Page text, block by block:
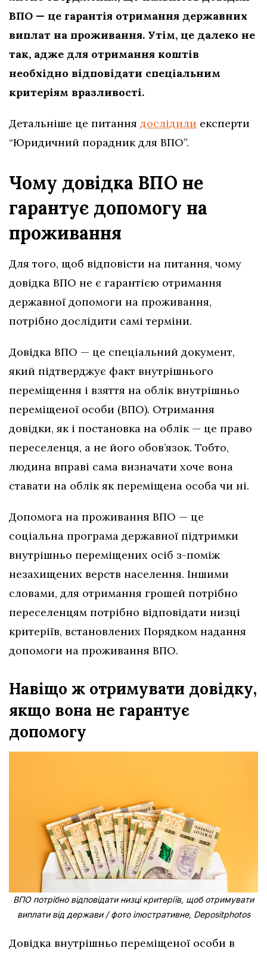
ВПО — це гарантія отримання державних
виплат на проживання. Утім, це далеко не
так, адже для отримання коштів
необхідно відповідати спеціальним
критеріям вразливості.
Детальніше це питання дослідили експерти
“Юридичний порадник для ВПО”.
Чому довідка ВПО не
гарантує допомогу на
проживання
Для того, щоб відповісти на питання, чому
довідка ВПО не є гарантією отримання
державної допомоги на проживання,
потрібно дослідити самі терміни.
Довідка ВПО — це спеціальний документ,
який підтверджує факт внутрішнього
переміщення і взяття на облік внутрішньо
переміщеної особи (ВПО). Отримання
довідки, як і постановка на облік — це право
переселенця, а не його обов’язок. Тобто,
людина вправі сама визначати хоче вона
ставати на облік як переміщена особа чи ні.
Допомога на проживання ВПО — це
соціальна програма державної підтримки
внутрішньо переміщених осіб з-поміж
незахищених верств населення. Іншими
словами, для отримання грошей потрібно
переселенцям потрібно відповідати низці
критеріїв, встановлених Порядком надання
допомоги на проживання ВПО.
Навіщо ж отримувати довідку,
якщо вона не гарантує
допомогу
ВПО потрібно відповідати низці критеріїв, щоб отримувати
виплати від держави / фото ілюстративне, Depositphotos
Довідка внутрішньо переміщеної особи в